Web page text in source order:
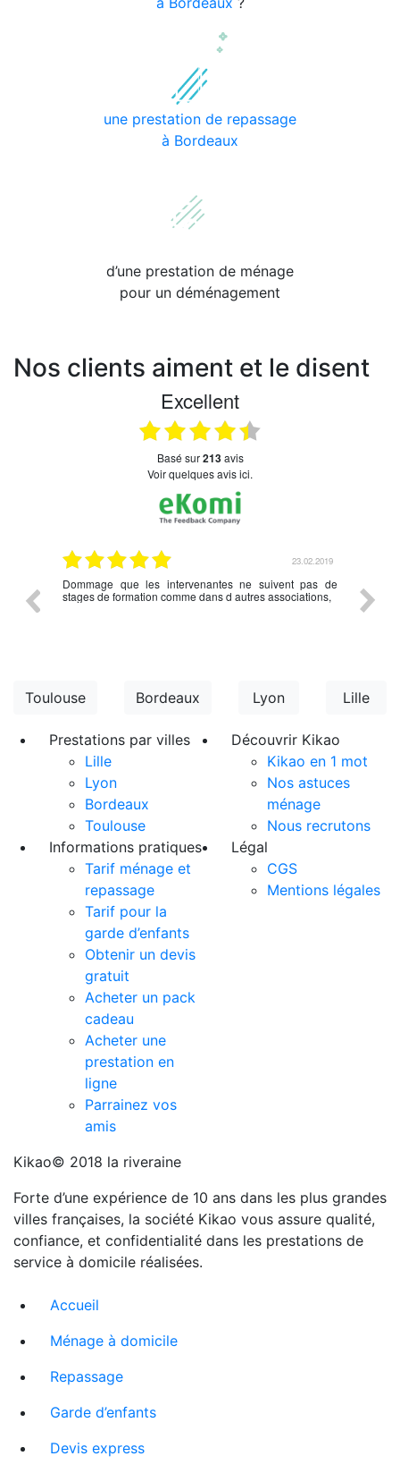
une prestation de repassage
à Bordeaux
d’une prestation de ménage
pour un déménagement
Nos clients aiment et le disent
Excellent
basé sur213avis
Voir quelques avis ici.
23.02.2019
Dommage que les intervenantes ne suivent pas de
stages de formation comme dans d autres associations,
Toulouse Bordeaux Lyon Lille
Prestations par villes
Lille
Lyon
Bordeaux
Toulouse
Découvrir Kikao
Kikao en 1 mot
Nos astuces
ménage
Nous recrutons
Informations pratiques
Tarif ménage et
repassage
Tarif pour la
garde d’enfants
Obtenir un devis
gratuit
Acheter un pack
cadeau
Acheter une
prestation en
ligne
Parrainez vos
amis
Légal
CGS
Mentions légales
Kikao© 2018 la riveraine
Forte d’une expérience de 10 ans dans les plus grandes
villes françaises, la société Kikao vous assure qualité,
confiance, et confidentialité dans les prestations de
service à domicile réalisées.
Accueil
Ménage à domicile
Repassage
Garde d’enfants
Devis express